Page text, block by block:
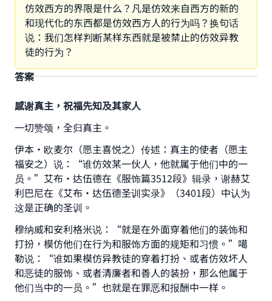
仿效西方的界限是什么？凡是仿效来自西方的新的
和现代化的东西都是仿效西方人的行为吗？换句话
说：我们怎样判断某样东西就是被禁止的仿效异教
徒的行为？
答案
感谢真主，祝福先知及其家人
一切赞颂，全归真主。
伊本·欧麦尔（愿主喜悦之）传述：真主的使者（愿主
福安之）说：“谁仿效某一伙人，他就属于他们中的一
员。”艾布·达伍德在《服饰篇3512段》辑录，谢赫艾
利巴尼在《艾布·达伍德圣训实录》（3401段）中认为
这是正确的圣训。
穆纳威和安利格米说：“就是在外面穿着他们的装饰和
打扮，模仿他们在行为和服饰方面的规矩和习惯。”噶
勒说：“谁如果模仿异教徒的穿着打扮、或者仿效坏人
和恶徒的服饰、或者清廉者和善人的装扮，那么他属于
他们当中的一员。”也就是在罪恶和报酬中一样。